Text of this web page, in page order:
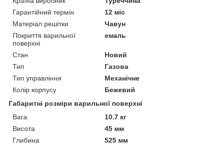
Гарантійний термін
12 міс
Матеріал решітки
Чавун
Покриття варильної
поверхні
емаль
Стан
Новий
Тип
Газова
Тип управління
Механічне
Колір корпусу
Бежевий
Габаритні розміри варильної поверхні
Вага
10.7 кг
Висота
45 мм
Глибина
525 мм